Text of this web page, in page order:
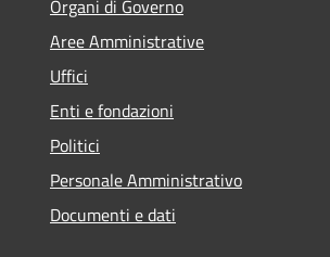
Organi di Governo
Aree Amministrative
Uffici
Enti e fondazioni
Politici
Personale Amministrativo
Documenti e dati